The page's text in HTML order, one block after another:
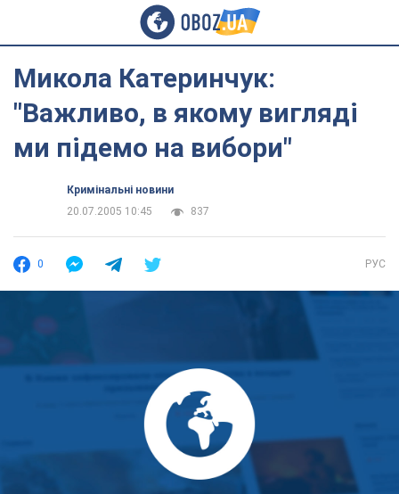
Микола Катеринчук:
"Важливо, в якому вигляді
ми підемо на вибори"
Кримінальні новини
20.07.2005 10:45
837
0 РУС